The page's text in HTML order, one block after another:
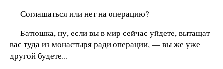
— Соглашаться или нет на операцию?
— Батюшка, ну, если вы в мир сейчас уйдете, вытащат
вас туда из монастыря ради операции, — вы же уже
другой будете...